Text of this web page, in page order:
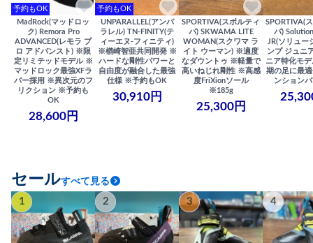
予約もOK
MadRock(マッドロッ
ク) Remora Pro
ADVANCED(レモラ プ
ロ アドバンスト) ※限
定リミテッドモデル ※
マッドロック最強XFラ
バー採用 ※異次元のフ
リクション ※予約も
OK
28,600円
予約もOK
UNPARALLEL(アンパ
ラレル) TN-FINITY(テ
ィーエヌ-フィニティ)
※楢崎智亜共同開発 ※
ハードな剛性パワーと
自由度が融合した最強
仕様 ※予約もOK
30,910円
SPORTIVA(スポルティ
バ) SKWAMA LITE
WOMAN(スクワマ ラ
イト ウーマン) ※適度
なダウントゥ ※軽量で
高いねじれ剛性 ※高感
度FriXionソール
※185g
25,300円
SPORTIVA(
バ)
JR(ソリュー
ンプ ジュニ
ニア特化モ
期の足に最
ンション
セールすべて見る
1 2 3 4